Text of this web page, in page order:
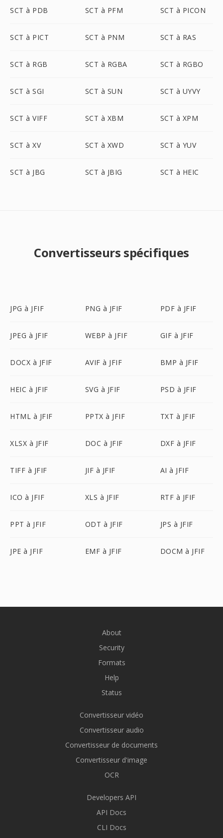
SCT à PDB SCT à PFM SCT à PICON
SCT à PICT SCT à PNM SCT à RAS
SCT à RGB SCT à RGBA SCT à RGBO
SCT à SGI SCT à SUN SCT à UYVY
SCT à VIFF SCT à XBM SCT à XPM
SCT à XV SCT à XWD SCT à YUV
SCT à JBG SCT à JBIG SCT à HEIC
Convertisseurs spécifiques
JPG à JFIF PNG à JFIF PDF à JFIF
JPEG à JFIF WEBP à JFIF GIF à JFIF
DOCX à JFIF AVIF à JFIF BMP à JFIF
HEIC à JFIF SVG à JFIF PSD à JFIF
HTML à JFIF PPTX à JFIF TXT à JFIF
XLSX à JFIF DOC à JFIF DXF à JFIF
TIFF à JFIF JIF à JFIF AI à JFIF
ICO à JFIF XLS à JFIF RTF à JFIF
PPT à JFIF ODT à JFIF JPS à JFIF
JPE à JFIF EMF à JFIF DOCM à JFIF
About
Security
Formats
Help
Status
Convertisseur vidéo
Convertisseur audio
Convertisseur de documents
Convertisseur d'image
OCR
Developers API
API Docs
CLI Docs